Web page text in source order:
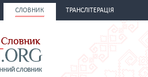
СЛОВНИК ТРАНСЛІТЕРАЦІЯ